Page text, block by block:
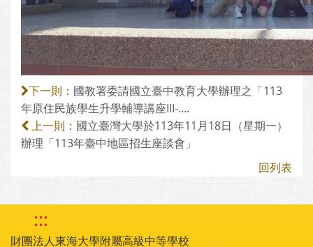
下一則： 國教署委請國立臺中教育大學辦理之「113
年原住民族學生升學輔導講座III-....
上一則： 國立臺灣大學於113年11月18日（星期一）
辦理「113年臺中地區招生座談會」
回列表
:::
財團法人東海大學附屬高級中等學校